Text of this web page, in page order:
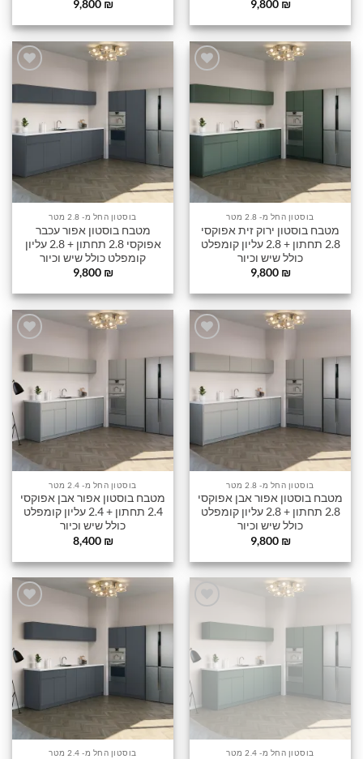
9,800 ₪
9,800 ₪
הוסף
שלי
בוסטון החל מ- 2.8 מטר
מטבח בוסטון ירוק זית אפוקסי
2.8 תחתון + 2.8 עליון קומפלט
כולל שיש וכיור
9,800 ₪
הוסף
שלי
בוסטון החל מ- 2.8 מטר
מטבח בוסטון אפור עכבר
אפוקסי 2.8 תחתון + 2.8 עליון
קומפלט כולל שיש וכיור
9,800 ₪
הוסף
שלי
בוסטון החל מ- 2.8 מטר
מטבח בוסטון אפור אבן אפוקסי
2.8 תחתון + 2.8 עליון קומפלט
כולל שיש וכיור
9,800 ₪
שלי
בוסטון החל מ- 2.4 מטר
מטבח בוסטון אפור אבן אפוקסי
2.4 תחתון + 2.4 עליון קומפלט
כולל שיש וכיור
8,400 ₪
שלי
בוסטון החל מ- 2.4 מטר
שלי
בוסטון החל מ- 2.4 מטר